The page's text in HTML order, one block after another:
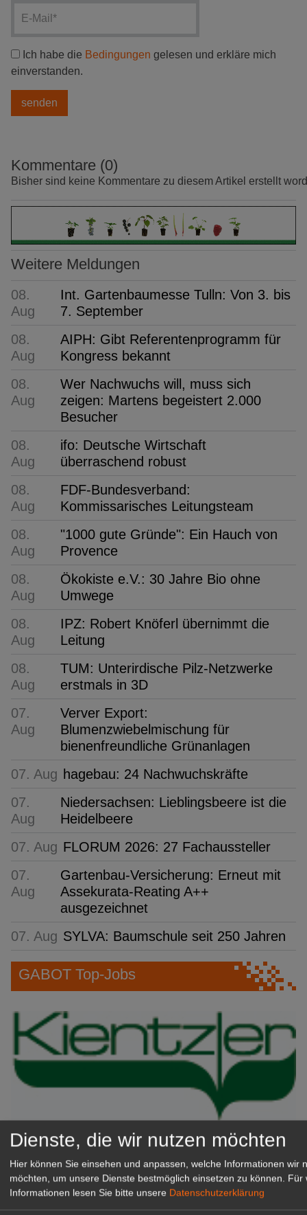
Ich habe die Bedingungen gelesen und erkläre mich
einverstanden.
Kommentare (0)
Bisher sind keine Kommentare zu diesem Artikel erstellt
Weitere Meldungen
08.
Aug
Int. Gartenbaumesse Tulln: Von 3. bis
7. September
08.
Aug
AIPH: Gibt Referentenprogramm für
Kongress bekannt
08.
Aug
Wer Nachwuchs will, muss sich
zeigen: Martens begeistert 2.000
Besucher
08.
Aug
ifo: Deutsche Wirtschaft
überraschend robust
08.
Aug
FDF-Bundesverband:
Kommissarisches Leitungsteam
08.
Aug
"1000 gute Gründe": Ein Hauch von
Provence
08.
Aug
Ökokiste e.V.: 30 Jahre Bio ohne
Umwege
08.
Aug
IPZ: Robert Knöferl übernimmt die
Leitung
08.
Aug
TUM: Unterirdische Pilz-Netzwerke
erstmals in 3D
07.
Aug
Verver Export:
Blumenzwiebelmischung für
bienenfreundliche Grünanlagen
07. Aug hagebau: 24 Nachwuchskräfte
07.
Aug
Niedersachsen: Lieblingsbeere ist die
Heidelbeere
07. Aug FLORUM 2026: 27 Fachaussteller
07.
Aug
Gartenbau-Versicherung: Erneut mit
Assekurata-Reating A++
ausgezeichnet
07. Aug SYLVA: Baumschule seit 250 Jahren
GABOT Top-Jobs
Kientzler Jungpflanzen GmbH
& Co KG
Gärtner im Zierpflanzenbau
(Geselle/Meister/Techniker)
(m/w/d)
Dienste, die wir nutzen möchten
Hier können Sie einsehen und anpassen, welche Informationen wir
möchten, um unsere Dienste bestmöglich einsetzen zu können.
Für
Informationen lesen Sie bitte unsere Datenschutzerklärung